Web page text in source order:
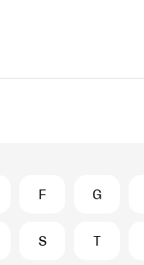
F G
S T